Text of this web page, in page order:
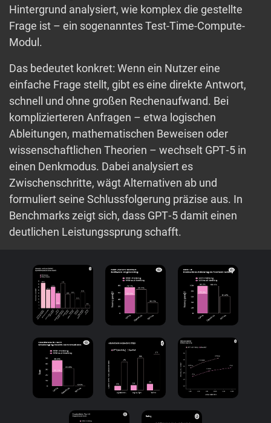
Hintergrund analysiert, wie komplex die gestellte
Frage ist – ein sogenanntes Test-Time-Compute-
Modul.
Das bedeutet konkret: Wenn ein Nutzer eine
einfache Frage stellt, gibt es eine direkte Antwort,
schnell und ohne großen Rechenaufwand. Bei
komplizierteren Anfragen – etwa logischen
Ableitungen, mathematischen Beweisen oder
wissenschaftlichen Theorien – wechselt GPT‑5 in
einen Denkmodus. Dabei analysiert es
Zwischenschritte, wägt Alternativen ab und
formuliert seine Schlussfolgerung präzise aus. In
Benchmarks zeigt sich, dass GPT‑5 damit einen
deutlichen Leistungssprung schafft.